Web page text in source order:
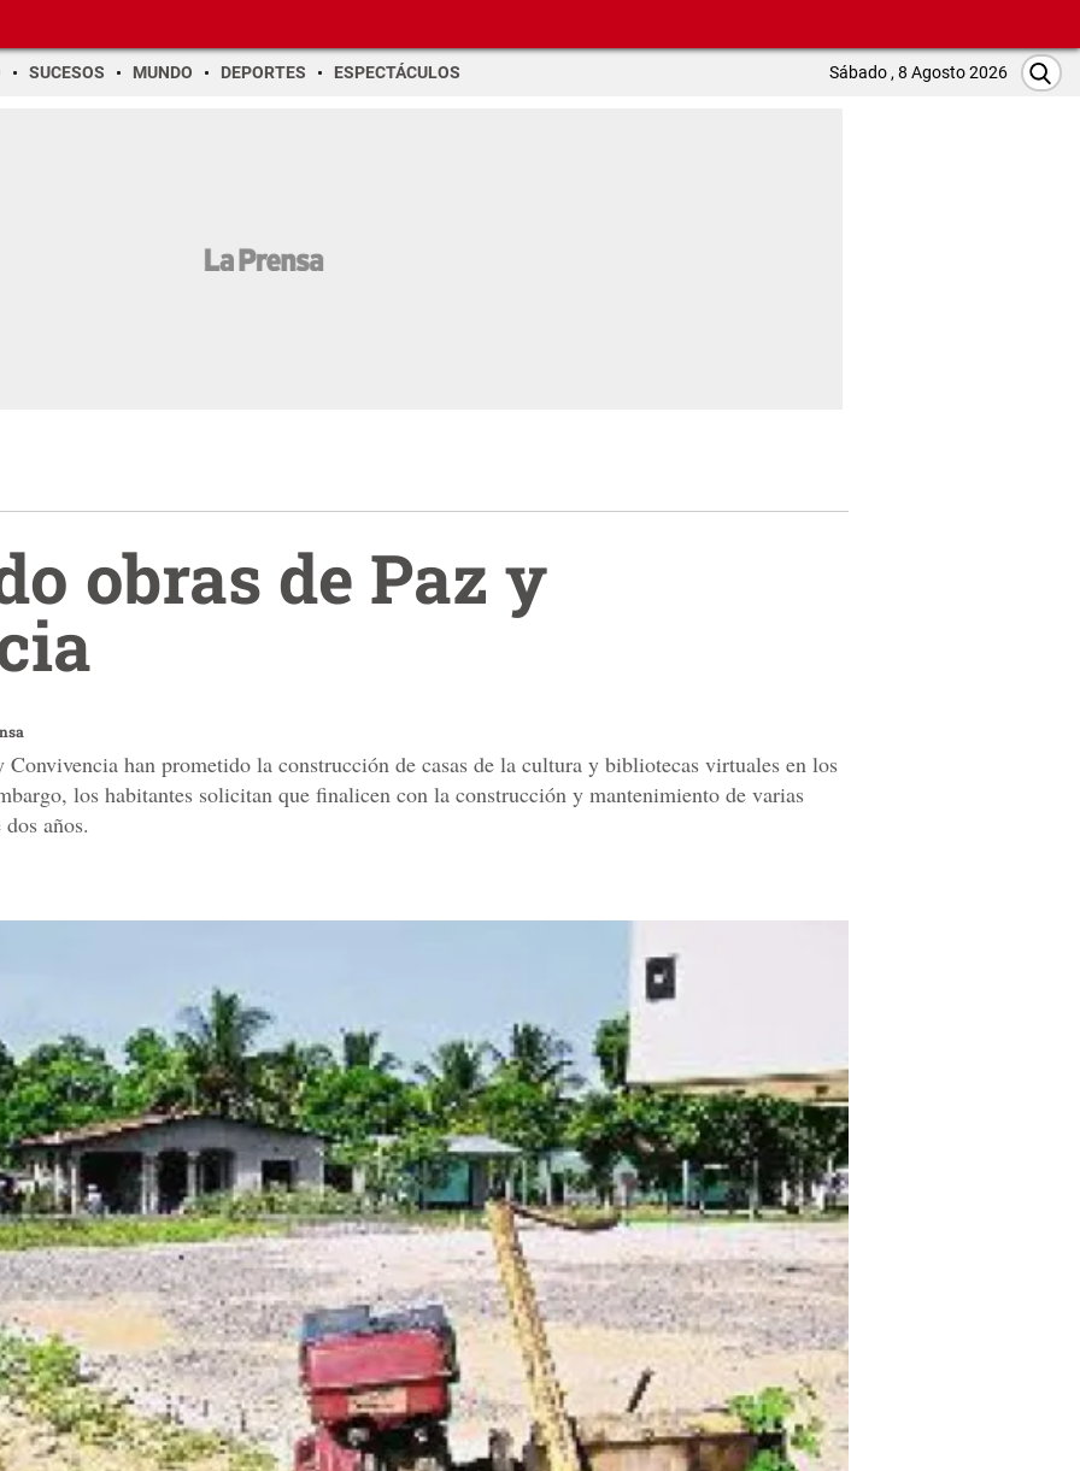
SUCESOS MUNDO DEPORTES ESPECTÁCULOS Sábado , 8 Agosto 2026
obras de Paz y
Convivencia han prometido la construcción de casas de la cultura y bibliotecas virtuales en los
los habitantes solicitan que finalicen con la construcción y mantenimiento de varias
años.